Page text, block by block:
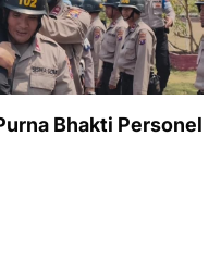
Bhakti Personel